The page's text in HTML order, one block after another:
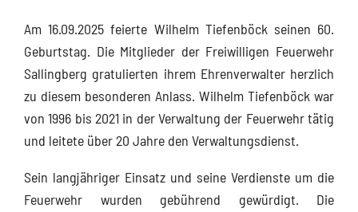
Am 16.09.2025 feierte Wilhelm Tiefenböck seinen 60.
Geburtstag. Die Mitglieder der Freiwilligen Feuerwehr
Sallingberg gratulierten ihrem Ehrenverwalter herzlich
zu diesem besonderen Anlass. Wilhelm Tiefenböck war
von 1996 bis 2021 in der Verwaltung der Feuerwehr tätig
und leitete über 20 Jahre den Verwaltungsdienst.
Sein langjähriger Einsatz und seine Verdienste um die
Feuerwehr wurden gebührend gewürdigt. Die